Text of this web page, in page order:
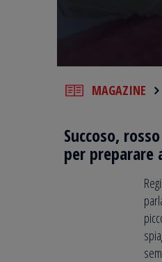
MAGAZINE
Succoso,
per